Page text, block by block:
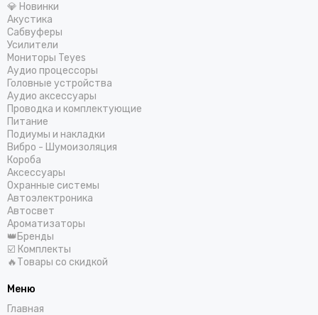
💎 Новинки
Акустика
Сабвуферы
Усилители
Мониторы Teyes
Аудио процессоры
Головные устройства
Аудио аксессуары
Проводка и комплектующие
Питание
Подиумы и накладки
Вибро - Шумоизоляция
Короба
Аксессуары
Охранные системы
Автоэлектроника
Автосвет
Ароматизаторы
👑Бренды
☑️ Комплекты
🔥Товары со скидкой
Меню
Главная